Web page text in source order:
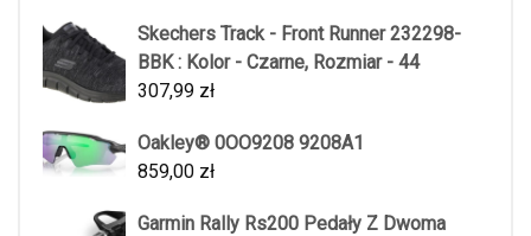
Skechers Track - Front Runner 232298-
BBK : Kolor - Czarne, Rozmiar - 44
307,99 zł
Oakley® 0OO9208 9208A1
859,00 zł
Garmin Rally Rs200 Pedały Z Dwoma